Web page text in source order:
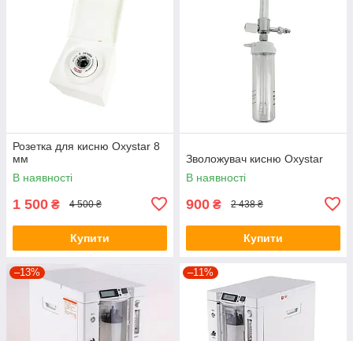
Розетка для кисню Oxystar 8
мм
В наявності
1 500 ₴ 4 500 ₴
Купити
Зволожувач кисню Oxystar
В наявності
900 ₴ 2 438 ₴
Купити
–13% –11%